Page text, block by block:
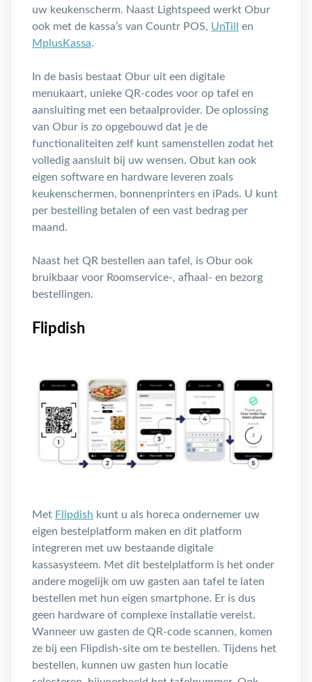
uw keukenscherm. Naast Lightspeed werkt Obur
ook met de kassa’s van Countr POS, UnTill
en
MplusKassa.
In de basis bestaat Obur uit een digitale
menukaart, unieke QR-codes voor op tafel en
aansluiting met een betaalprovider. De oplossing
van Obur is zo opgebouwd dat je de
functionaliteiten zelf kunt samenstellen zodat het
volledig aansluit bij uw wensen. Obut kan ook
eigen software en hardware leveren zoals
keukenschermen, bonnenprinters en iPads. U kunt
per bestelling betalen of een vast bedrag per
maand.
Naast het QR bestellen aan tafel, is Obur ook
bruikbaar voor Roomservice-, afhaal- en bezorg
bestellingen.
Flipdish
Met Flipdish kunt u als horeca ondernemer uw
eigen bestelplatform maken en dit platform
integreren met uw bestaande digitale
kassasysteem. Met dit bestelplatform is het onder
andere mogelijk om uw gasten aan tafel te laten
bestellen met hun eigen smartphone. Er is dus
geen hardware of complexe installatie vereist.
Wanneer uw gasten de QR-code scannen, komen
ze bij een Flipdish-site om te bestellen. Tijdens het
bestellen, kunnen uw gasten hun locatie